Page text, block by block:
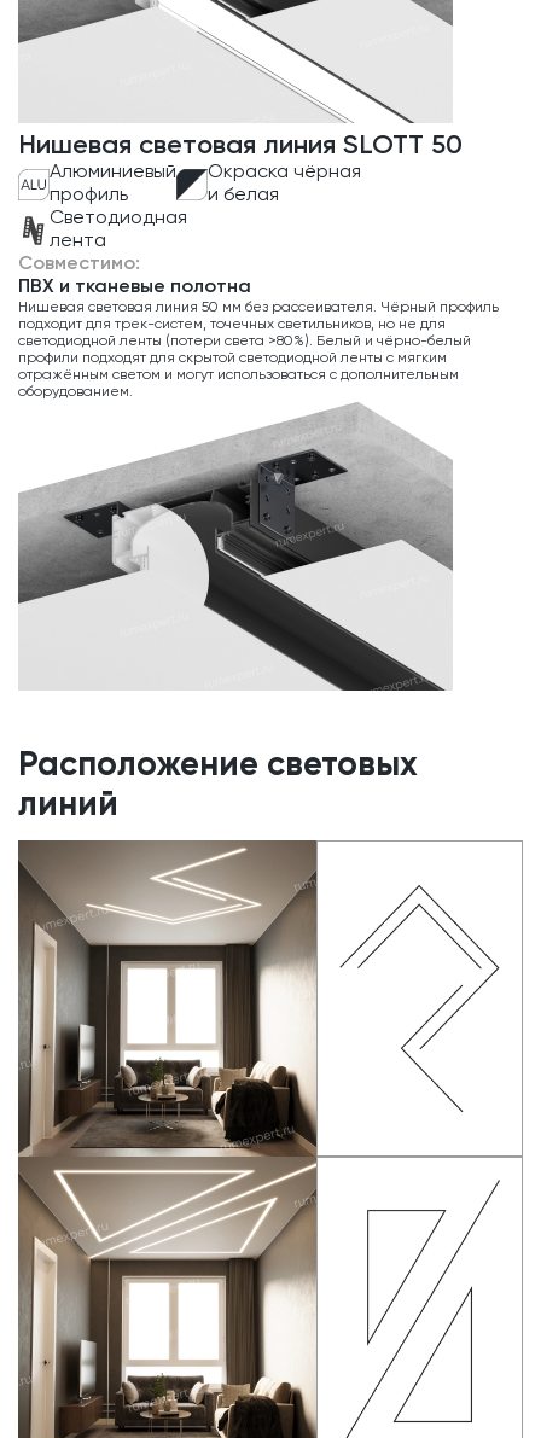
Нишевая световая линия SLOTT 50
Алюминиевый
профиль
Окраска чёрная
и белая
Светодиодная
лента
Совместимо:
ПВХ и тканевые полотна
Нишевая световая линия 50 мм без рассеивателя. Чёрный профиль
подходит для трек-систем, точечных светильников, но не для
светодиодной ленты (потери света >80%). Белый и чёрно-белый
профили подходят для скрытой светодиодной ленты с мягким
отражённым светом и могут использоваться с дополнительным
оборудованием.
Расположение световых
линий